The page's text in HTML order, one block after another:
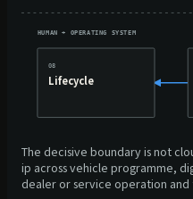
HUMAN + OPERATING SYSTEM
08
Lifecycle
The decisive boundary is not
ip across vehicle programme,
dealer or service operation and